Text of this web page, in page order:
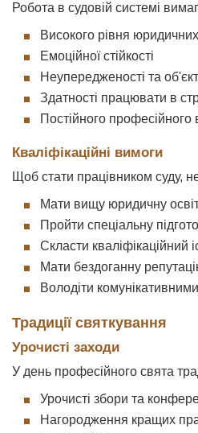
Робота в судовій системі
Високого рівня
Емоційної стійкості
Неупередженості та
Здатності працювати в
Постійного
Кваліфікаційні вимоги
Щоб стати працівником суду,
Мати вищу юридичну
Пройти спеціальну
Скласти кваліфікаційний
Мати бездоганну
Володіти
Традиції святкування
Урочисті заходи
У день професійного свята
Урочисті збори та
Нагородження кращих